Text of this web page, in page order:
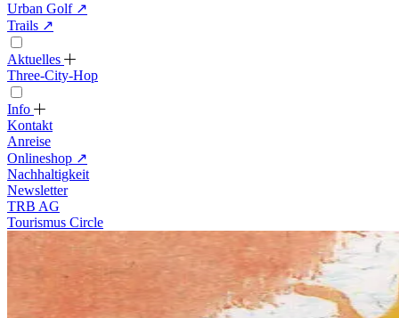
Urban Golf ↗
Trails ↗
Aktuelles
Three-City-Hop
Info
Kontakt
Anreise
Onlineshop ↗
Nachhaltigkeit
Newsletter
TRB AG
Tourismus Circle